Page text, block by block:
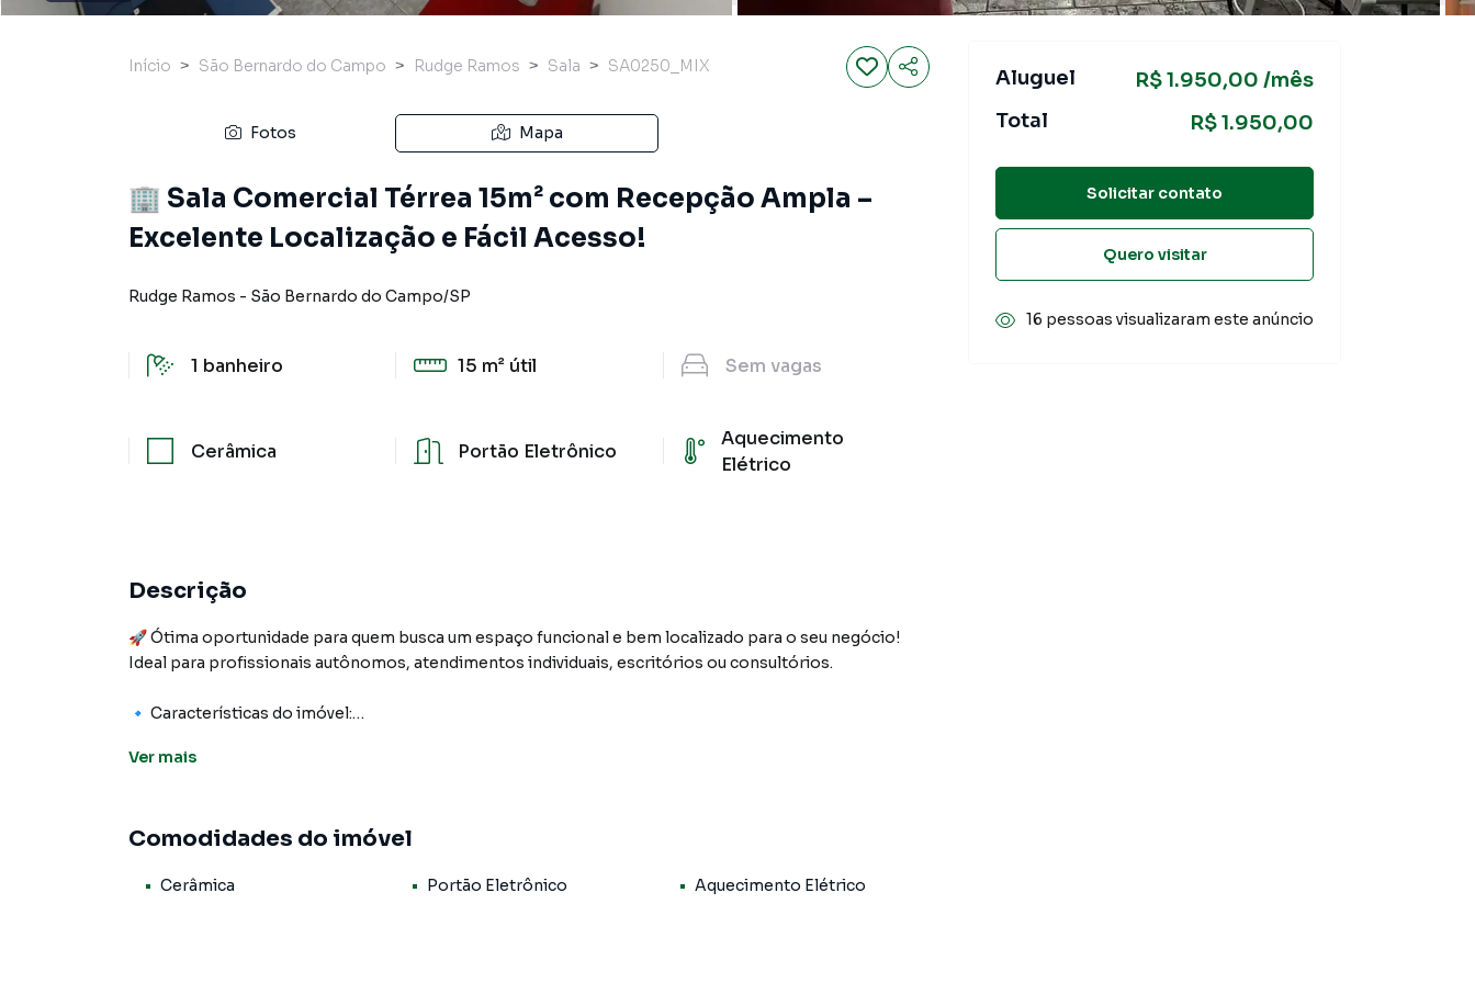
Início São Bernardo do Campo Rudge Ramos Sala SA0250_MIX
Fotos Mapa
🏢 Sala Comercial Térrea 15m² com Recepção Ampla –
Excelente Localização e Fácil Acesso!
Rudge Ramos - São Bernardo do Campo/SP
1 banheiro 15 m² útil Sem vagas
Cerâmica Portão Eletrônico
Aquecimento
Elétrico
Descrição
🚀 Ótima oportunidade para quem busca um espaço funcional e bem localizado para o seu negócio!
Ideal para profissionais autônomos, atendimentos individuais, escritórios ou consultórios.
🔹 Características do imóvel:
✔ Recepção ampla com 30m² – mais conforto para clientes e espera
Próxima a importantes pontos da região como Drogasil, Santa Marcelina Saúde, Grob do Brasil, Fort
Ver mais
Comodidades do imóvel
Cerâmica Portão Eletrônico Aquecimento Elétrico
Aluguel
R$ 1.950,00 /mês
Total
R$ 1.950,00
Solicitar contato
Quero visitar
16 pessoas visualizaram este anúncio